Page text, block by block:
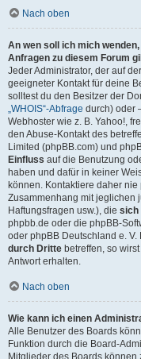
Nach oben
An wen soll ich mich
Anfragen zu diesem Forum
Jeder Administrator, der auf
geeigneter Kontakt für deine
solltest du den Besitzer der
„WHOIS“-Abfrage durch) oder
Webhoster wie z. B. Yahoo!,
den Abuse-Kontakt des
Limited (phpBB.com) und
Einfluss auf die Benutzung
haben und dafür in keiner
können. Kontaktiere daher
Zusammenhang mit jeglichen
Haftungsfragen usw.), die sich
phpbb.de oder die phpBB-
oder phpBB Deutschland e.
durch Dritte betreffen, so
Antwort erhalten.
Nach oben
Wie kann ich einen
Alle Benutzer des Boards
Funktion durch die Board-
Mitglieder des Boards können